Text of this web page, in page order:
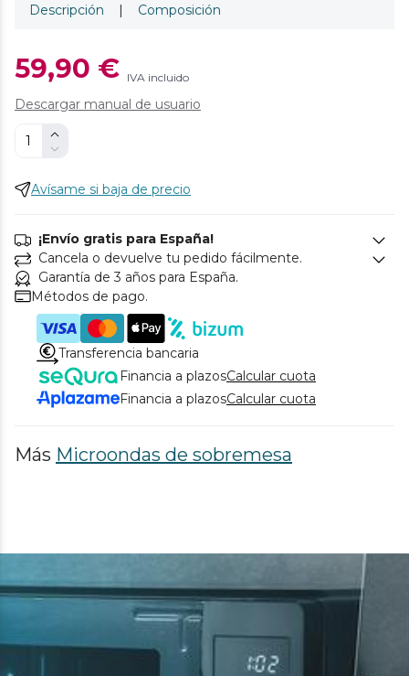
Descripción | Composición
59,90 € IVA incluido
Descargar manual de usuario
Avísame si baja de precio
¡Envío gratis para España!
Cancela o devuelve tu pedido fácilmente.
Garantía de 3 años para España.
Métodos de pago.
Transferencia bancaria
Financia a plazosCalcular cuota
Financia a plazosCalcular cuota
Más Microondas de sobremesa